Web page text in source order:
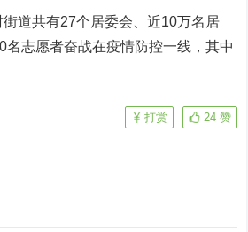
道共有27个居委会、近10万名居
名志愿者奋战在疫情防控一线，其中
24 赞
打赏